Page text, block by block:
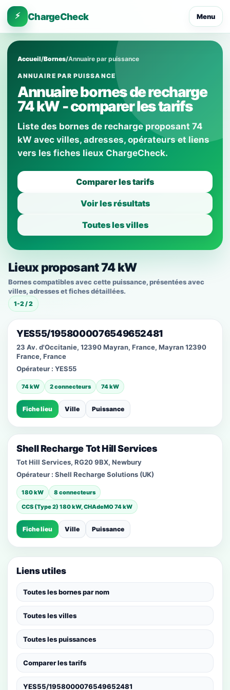
⚡ ChargeCheck Menu
Accueil/Bornes/Annuaire par puissance
ANNUAIRE PAR PUISSANCE
Annuaire bornes de recharge
74 kW - comparer les tarifs
Liste des bornes de recharge proposant 74
kW avec villes, adresses, opérateurs et liens
vers les fiches lieux ChargeCheck.
Comparer les tarifs
Voir les résultats
Toutes les villes
Lieux proposant 74 kW
Bornes compatibles avec cette puissance, présentées avec
villes, adresses et fiches détaillées.
1-2 / 2
YES55/1958000076549652481
23 Av. d'Occitanie, 12390 Mayran, France, Mayran 12390
France, France
Opérateur : YES55
74 kW 2 connecteurs 74 kW
Fiche lieu Ville Puissance
Shell Recharge Tot Hill Services
Tot Hill Services, RG20 9BX, Newbury
Opérateur : Shell Recharge Solutions (UK)
180 kW
8 connecteurs
CCS (Type 2) 180 kW, CHAdeMO 74 kW
Fiche lieu Ville Puissance
Liens utiles
Toutes les bornes par nom
Toutes les villes
Toutes les puissances
Comparer les tarifs
YES55/1958000076549652481